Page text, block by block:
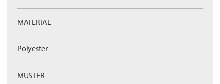
MATERIAL
Polyester
MUSTER